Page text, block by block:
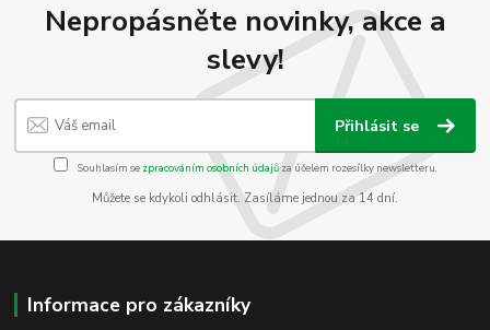
Nepropásněte novinky, akce a
slevy!
Přihlásit se
Souhlasím se zpracováním osobních údajůza účelem rozesílky newsletteru.
Můžete se kdykoli odhlásit. Zasíláme jednou za 14 dní.
Informace pro zákazníky